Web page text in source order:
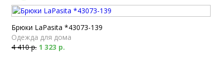
Брюки LaPasita *43073-139
Одежда для дома
4 410 р. 1 323 р.